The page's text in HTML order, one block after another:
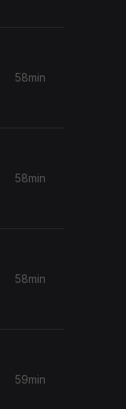
58min
58min
58min
59min